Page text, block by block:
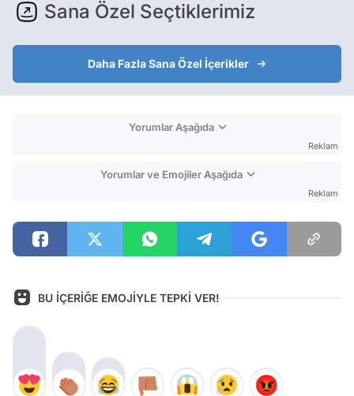
Sana Özel Seçtiklerimiz
Daha Fazla Sana Özel İçerikler
Yorumlar Aşağıda
Reklam
Yorumlar ve Emojiler Aşağıda
Reklam
BU İÇERİĞE EMOJİYLE TEPKİ VER!